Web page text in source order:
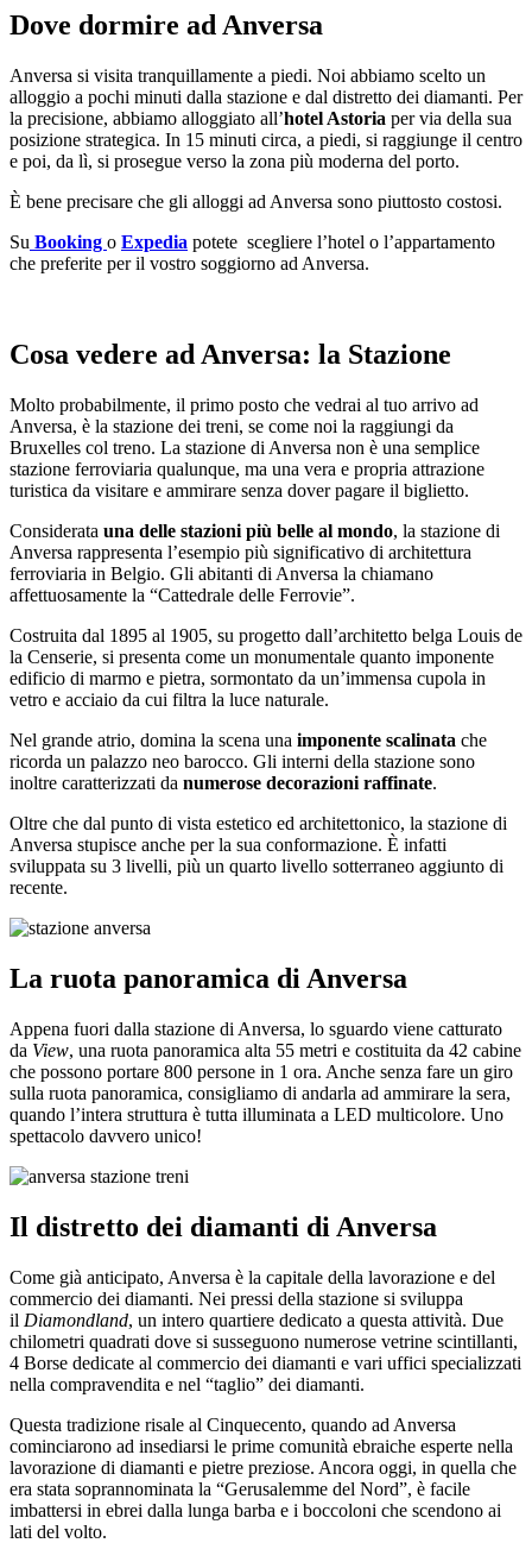
Dove dormire ad Anversa
Anversa si visita tranquillamente a piedi. Noi abbiamo scelto un
alloggio a pochi minuti dalla stazione e dal distretto dei diamanti. Per
la precisione, abbiamo alloggiato all’hotel Astoria per via della sua
posizione strategica. In 15 minuti circa, a piedi, si raggiunge il centro
e poi, da lì, si prosegue verso la zona più moderna del porto.
È bene precisare che gli alloggi ad Anversa sono piuttosto costosi.
Su Booking o Expedia potete scegliere l’hotel o l’appartamento
che preferite per il vostro soggiorno ad Anversa.
Cosa vedere ad Anversa: la Stazione
Molto probabilmente, il primo posto che vedrai al tuo arrivo ad
Anversa, è la stazione dei treni, se come noi la raggiungi da
Bruxelles col treno. La stazione di Anversa non è una semplice
stazione ferroviaria qualunque, ma una vera e propria attrazione
turistica da visitare e ammirare senza dover pagare il biglietto.
Considerata una delle stazioni più belle al mondo, la stazione di
Anversa rappresenta l’esempio più significativo di architettura
ferroviaria in Belgio. Gli abitanti di Anversa la chiamano
affettuosamente la “Cattedrale delle Ferrovie”.
Costruita dal 1895 al 1905, su progetto dall’architetto belga Louis de
la Censerie, si presenta come un monumentale quanto imponente
edificio di marmo e pietra, sormontato da un’immensa cupola in
vetro e acciaio da cui filtra la luce naturale.
Nel grande atrio, domina la scena una imponente scalinata che
ricorda un palazzo neo barocco. Gli interni della stazione sono
inoltre caratterizzati da numerose decorazioni raffinate.
Oltre che dal punto di vista estetico ed architettonico, la stazione di
Anversa stupisce anche per la sua conformazione. È infatti
sviluppata su 3 livelli, più un quarto livello sotterraneo aggiunto di
recente.
La ruota panoramica di Anversa
Appena fuori dalla stazione di Anversa, lo sguardo viene catturato
da View, una ruota panoramica alta 55 metri e costituita da 42 cabine
che possono portare 800 persone in 1 ora. Anche senza fare un giro
sulla ruota panoramica, consigliamo di andarla ad ammirare la sera,
quando l’intera struttura è tutta illuminata a LED multicolore. Uno
spettacolo davvero unico!
Il distretto dei diamanti di Anversa
Come già anticipato, Anversa è la capitale della lavorazione e del
commercio dei diamanti. Nei pressi della stazione si sviluppa
il Diamondland, un intero quartiere dedicato a questa attività. Due
chilometri quadrati dove si susseguono numerose vetrine scintillanti,
4 Borse dedicate al commercio dei diamanti e vari uffici specializzati
nella compravendita e nel “taglio” dei diamanti.
Questa tradizione risale al Cinquecento, quando ad Anversa
cominciarono ad insediarsi le prime comunità ebraiche esperte nella
lavorazione di diamanti e pietre preziose. Ancora oggi, in quella che
era stata soprannominata la “Gerusalemme del Nord”, è facile
imbattersi in ebrei dalla lunga barba e i boccoloni che scendono ai
lati del volto.